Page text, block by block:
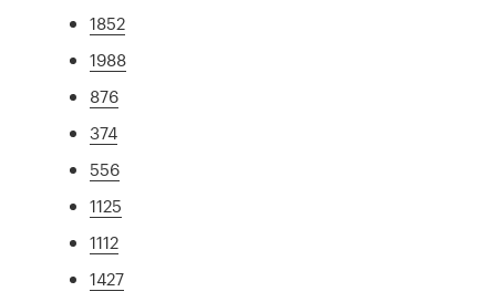
1852
1988
876
374
556
1125
1112
1427